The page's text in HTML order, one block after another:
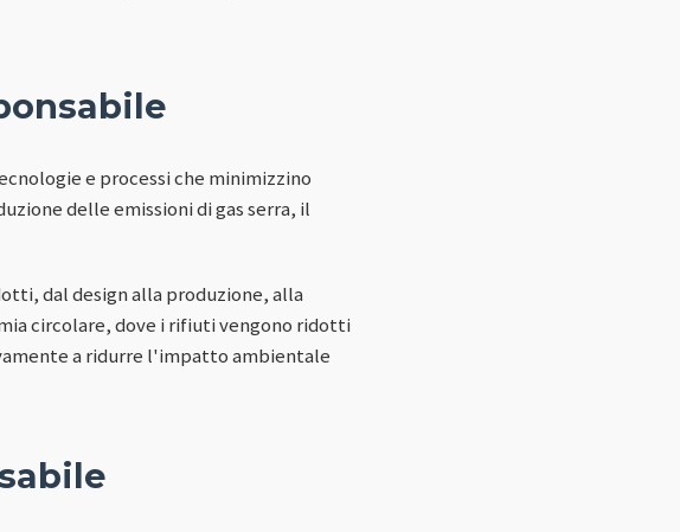
e processi che minimizzino
delle emissioni di gas serra, il
dal design alla produzione, alla
circolare, dove i rifiuti vengono ridotti
a ridurre l'impatto ambientale